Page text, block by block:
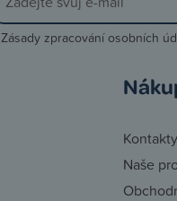
Zásady zpracování osobních
Kontakty
Naše